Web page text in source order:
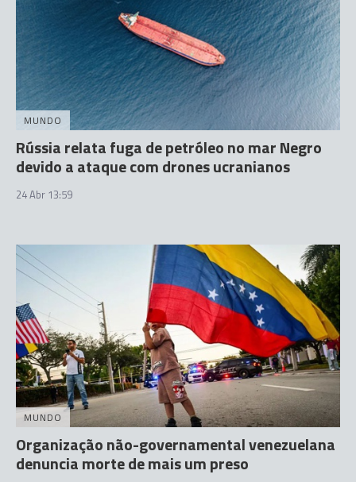
MUNDO
Rússia relata fuga de petróleo no mar Negro
devido a ataque com drones ucranianos
24 Abr 13:59
MUNDO
Organização não-governamental venezuelana
denuncia morte de mais um preso